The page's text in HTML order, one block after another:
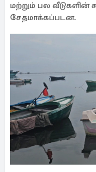
மற்றும் பல வீடுகளின்
சேதமாக்கப்படன.